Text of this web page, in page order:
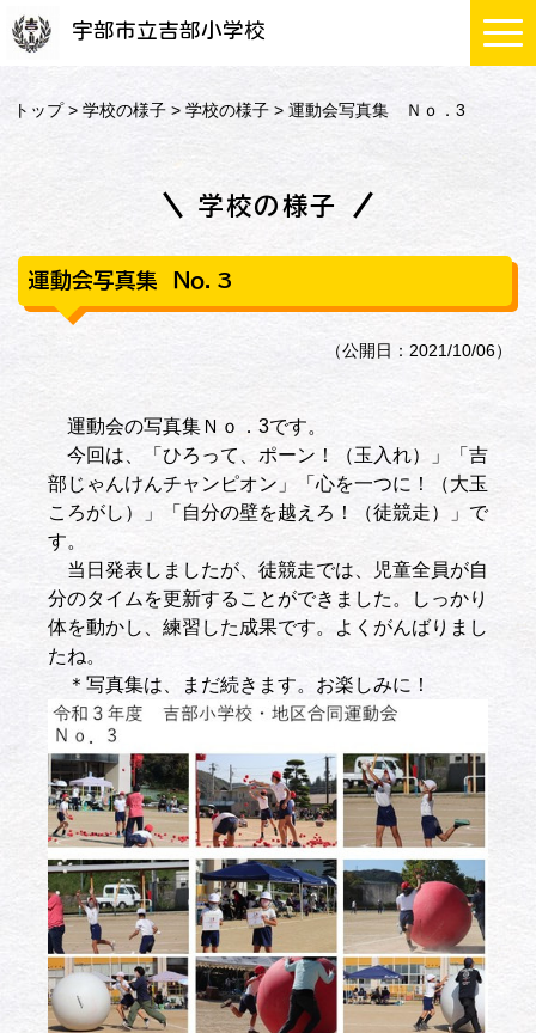
宇部市立吉部小学校
トップ>学校の様子 >学校の様子 > 運動会写真集 Ｎｏ．3
学校の様子
運動会写真集 Ｎｏ．3
（公開日：2021/10/06）
運動会の写真集Ｎｏ．3です。
今回は、「ひろって、ポーン！（玉入れ）」「吉
部じゃんけんチャンピオン」「心を一つに！（大玉
ころがし）」「自分の壁を越えろ！（徒競走）」で
す。
当日発表しましたが、徒競走では、児童全員が自
分のタイムを更新することができました。しっかり
体を動かし、練習した成果です。よくがんばりまし
たね。
＊写真集は、まだ続きます。お楽しみに！